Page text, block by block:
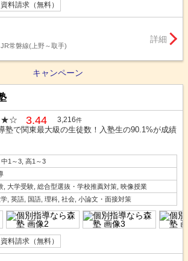
料請求（無料）
常磐線(上野～取手)
詳細
3.44 3,216件
塾で関東最大級の生徒数！入塾生の90.1%が成績
1～3, 高1～3
, 大学受験, 総合型選抜・学校推薦対策, 映像授業
, 英語, 国語, 理科, 社会, 小論文・面接対策
料請求（無料）